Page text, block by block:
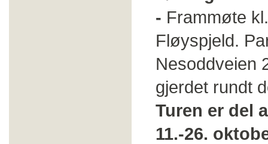
- Frammøte
Fløyspjeld.
Nesoddveien
gjerdet rundt
Turen er del
11.-26.